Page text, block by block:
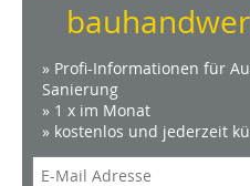
» Profi-Informationen für
Sanierung
» 1 x im Monat
» kostenlos und jederzeit